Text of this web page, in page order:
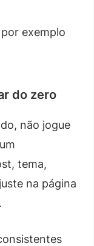
exemplo
do zero
não jogue
tema,
na página